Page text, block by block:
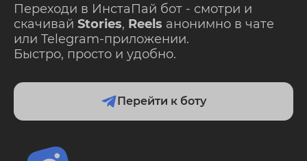
Переходи в ИнстаПай бот - смотри и
скачивай Stories, Reels анонимно в чате
или Telegram-приложении.
Быстро, просто и удобно.
Перейти к боту